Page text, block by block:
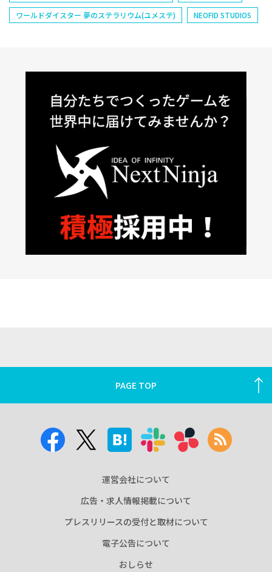
ワールドダイスター 夢のステラリウム(ユメステ)
NEOFID STUDIOS
PAGE TOP
運営会社について
広告・求人情報掲載について
プレスリリースの受付と取材について
電子公告について
おしらせ